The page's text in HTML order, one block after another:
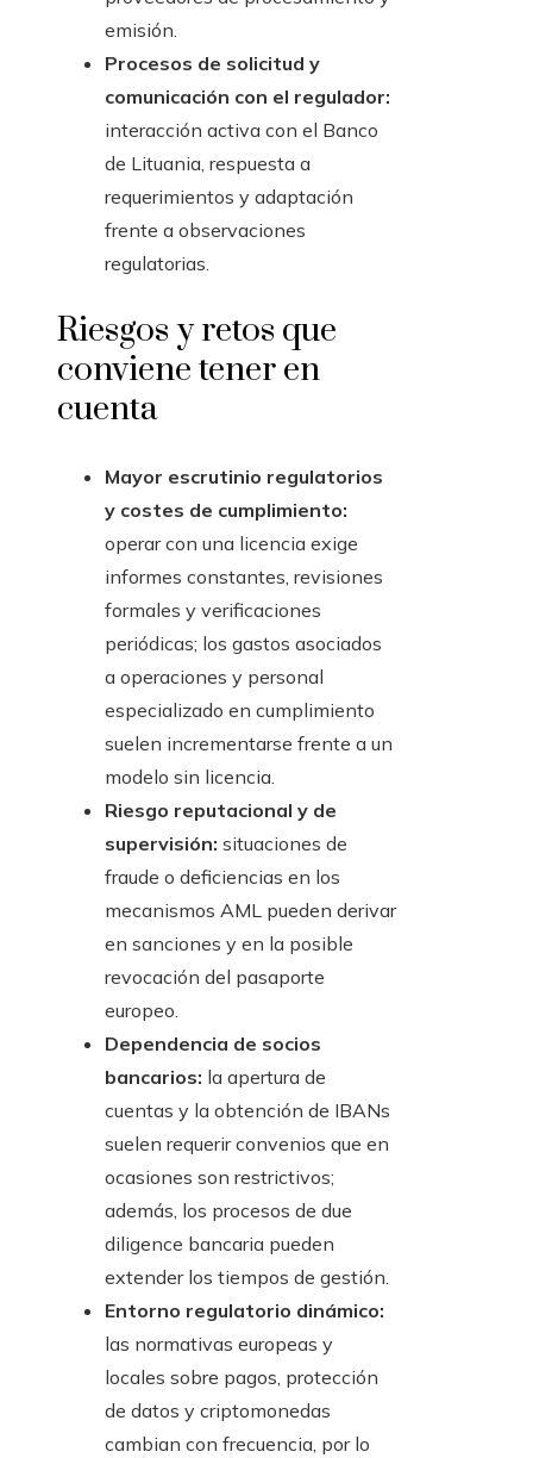
emisión.
Procesos de solicitud y
comunicación con el regulador:
interacción activa con el Banco
de Lituania, respuesta a
requerimientos y adaptación
frente a observaciones
regulatorias.
Riesgos y retos que
conviene tener en
cuenta
Mayor escrutinio regulatorios
y costes de cumplimiento:
operar con una licencia exige
informes constantes, revisiones
formales y verificaciones
periódicas; los gastos asociados
a operaciones y personal
especializado en cumplimiento
suelen incrementarse frente a un
modelo sin licencia.
Riesgo reputacional y de
supervisión: situaciones de
fraude o deficiencias en los
mecanismos AML pueden derivar
en sanciones y en la posible
revocación del pasaporte
europeo.
Dependencia de socios
bancarios: la apertura de
cuentas y la obtención de IBANs
suelen requerir convenios que en
ocasiones son restrictivos;
además, los procesos de due
diligence bancaria pueden
extender los tiempos de gestión.
Entorno regulatorio dinámico:
las normativas europeas y
locales sobre pagos, protección
de datos y criptomonedas
cambian con frecuencia, por lo